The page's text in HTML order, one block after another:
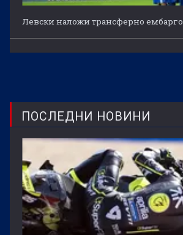
Левски наложи трансферно ембарго
ПОСЛЕДНИ НОВИНИ